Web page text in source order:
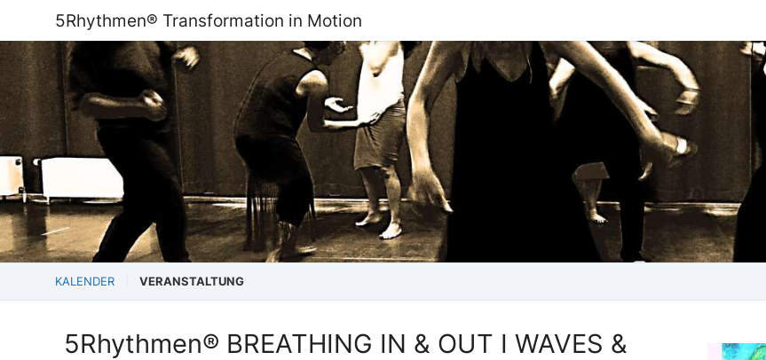
5Rhythmen® Transformation in Motion
KALENDER VERANSTALTUNG
5Rhythmen® BREATHING IN & OUT I WAVES &